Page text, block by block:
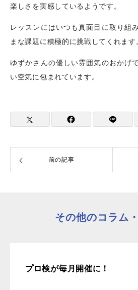
楽しさを実感しているようです。
レッスンにはいつも真面目に取り組
まな課題に積極的に挑戦してくれます
ゆずかさんの優しい雰囲気のおかげ
い空気に包まれています。
前の記事
その他のコラム
プロ検が毎月開催に！